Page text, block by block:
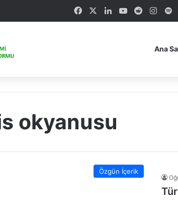
FacebookLinkedInYouTubeReddit
Ana
okyanusu
Özgün İçerik